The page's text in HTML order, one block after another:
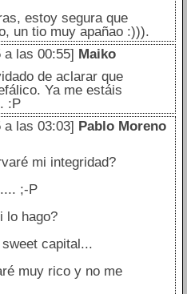
estoy segura que
un tio muy apañao :))).
a las 00:55] Maiko
de aclarar que
Ya me estáis
:P
a las 03:03] Pablo Moreno
mi integridad?
;-P
lo hago?
capital...
muy rico y no me